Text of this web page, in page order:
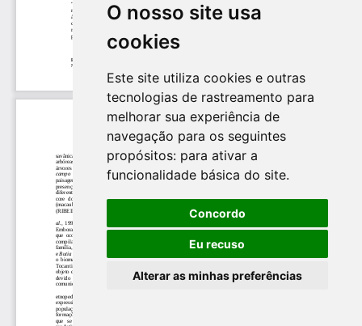
O nosso site usa
cookies
Este site utiliza cookies e outras
tecnologias de rastreamento para
melhorar sua experiência de
navegação para os seguintes
propósitos: para ativar a
funcionalidade básica do site.
Concordo
Eu recuso
Alterar as minhas preferências